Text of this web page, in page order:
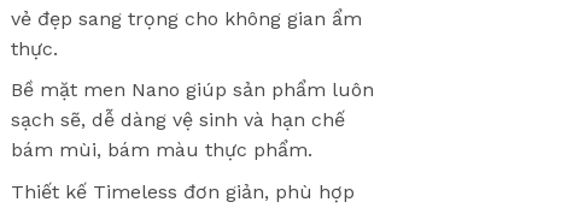
vẻ đẹp sang trọng cho không gian ẩm
thực.
Bề mặt men Nano giúp sản phẩm luôn
sạch sẽ, dễ dàng vệ sinh và hạn chế
bám mùi, bám màu thực phẩm.
Thiết kế Timeless đơn giản, phù hợp